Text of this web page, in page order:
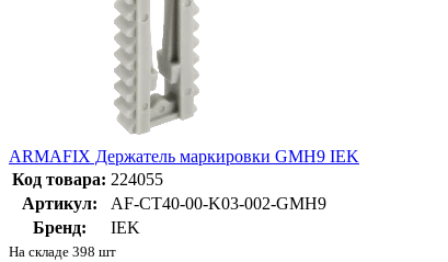
ARMAFIX Держатель маркировки GMH9 IEK
Код товара: 224055
Артикул:
AF-CT40-00-K03-002-GMH9
Бренд:
IEK
На складе 398 шт